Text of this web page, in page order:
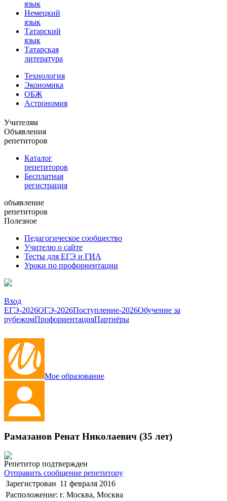
язык
Немецкий
язык
Татарский
язык
Татарская
литература
Технология
Экономика
ОБЖ
Астрономия
Учителям
Объявления
репетиторов
Каталог
репетиторов
Бесплатная
регистрация
объявление
репетиторов
Полезное
Педагогическое сообщество
Учителю о сайте
Тесты для ЕГЭ и ГИА
Уроки по профориентации
Вход
ЕГЭ-2026ОГЭ-2026Поступление-2026Обучение за
рубежомПрофориентацияПартнёры
Мое образование
Рамазанов Ренат Николаевич (35 лет)
Репетитор подтвержден
Отправить сообщение репетитору
Зарегистрован 11 февраля 2016
Расположение: г. Москва, Москва